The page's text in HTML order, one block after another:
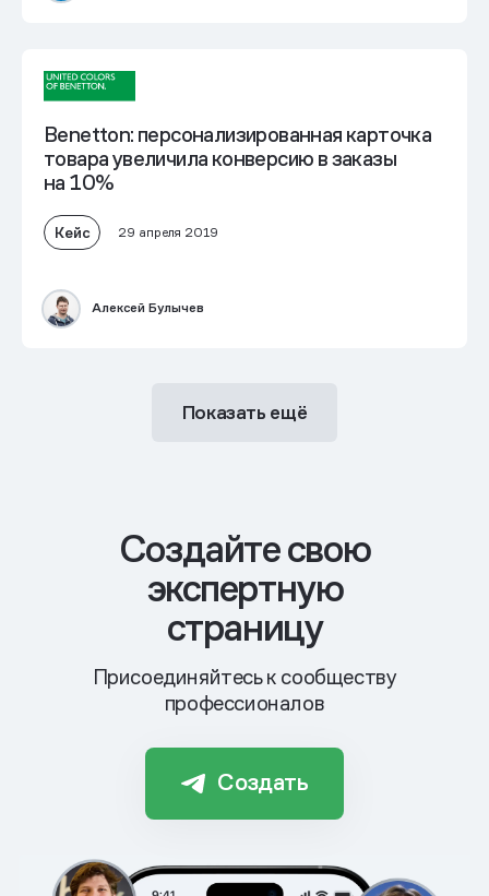
Benetton: персонализированная карточка
товара увеличила конверсию в заказы
на 10%
Кейс 29 апреля 2019
Алексей Булычев
Показать ещё
Cоздайте свою
экспертную
страницу
Присоединяйтесь к сообществу
профессионалов
Создать